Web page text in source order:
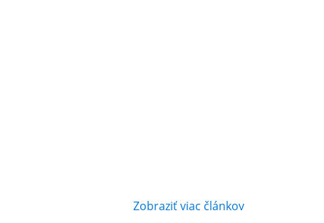
Zobraziť viac článkov